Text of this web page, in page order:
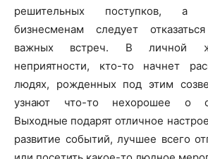
решительных поступков, а
бизнесменам следует
важных встреч. В личной
неприятности, кто-то начнет
людях, рожденных под этим
узнают что-то нехорошее о
Выходные подарят отличное
развитие событий, лучшее всего